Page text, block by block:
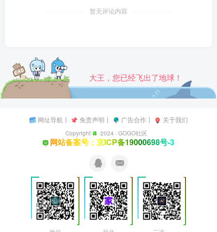
暂无评论内容
大王，您已经飞出了地球！
网址导航 丨 免责声明 丨 广告合作丨 关于我们
Copyright 2024 ·GOGO社区
网站备案号：京ICP备19000698号-3